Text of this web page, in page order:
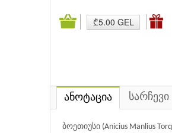
₾5.00 GEL
ანოტაცია სარჩევი
ბოეთიუსი (Anicius Manlius